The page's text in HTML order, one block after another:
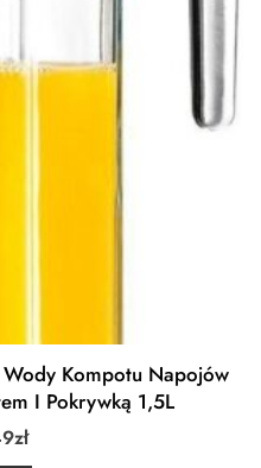
Kompotu Napojów
I Pokrywką 1,5L
zł